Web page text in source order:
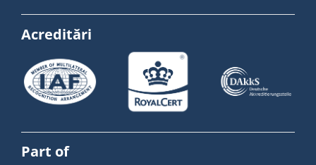
Acreditări
Part of